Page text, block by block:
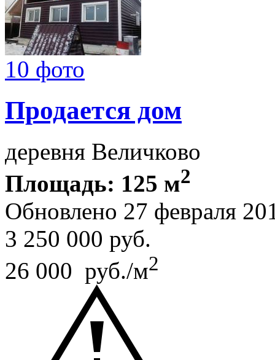
10 фото
Продается дом
деревня Величково
Площадь: 125 м2
Обновлено 27 февраля
3 250 000 руб.
26 000 руб./м2